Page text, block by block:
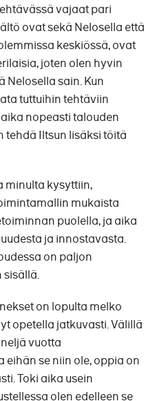
vajaat pari
ovat sekä Nelosella että
keskiössä, ovat
joten olen hyvin
Nelosella sain. Kun
tuttuihin tehtäviin
nopeasti talouden
tehdä Iltsun lisäksi töitä
minulta kysyttiin,
mukaista
puolella, ja aika
ja innostavasta.
on paljon
sisällä.
on lopulta melko
opetella jatkuvasti. Välillä
vuotta
eihän se niin ole, oppia on
Toki aika usein
olen edelleen se